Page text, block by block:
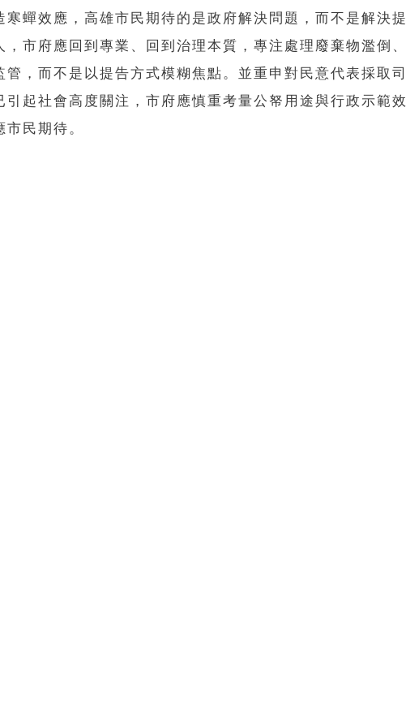
寒蟬效應，高雄市民期待的是政府解決問題，而不是解決提
，市府應回到專業、回到治理本質，專注處理廢棄物濫倒、
管，而不是以提告方式模糊焦點。並重申對民意代表採取司
引起社會高度關注，市府應慎重考量公帑用途與行政示範效
民期待。